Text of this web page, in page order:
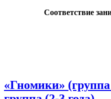
Соответствие
«Гномики»